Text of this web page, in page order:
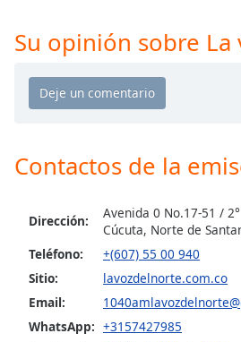
Rate
descriptions
selected
Subtitles
subtitles
Su opinión sobre
Contactos de la
Dirección:
Avenida 0 No.17-51 /
Cúcuta, Norte de
Teléfono:
+(607) 55 00 940
Sitio:
lavozdelnorte.com.co
Email:
WhatsApp: +3157427985